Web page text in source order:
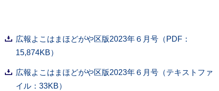
広報よこはまほどがや区版2023年６月号（PDF：
15,874KB）
広報よこはまほどがや区版2023年６月号（テキストファ
イル：33KB）